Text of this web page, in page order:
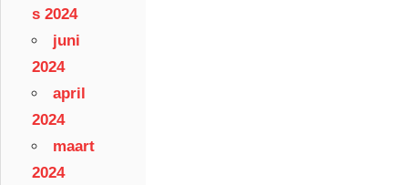
s 2024
juni
2024
april
2024
maart
2024